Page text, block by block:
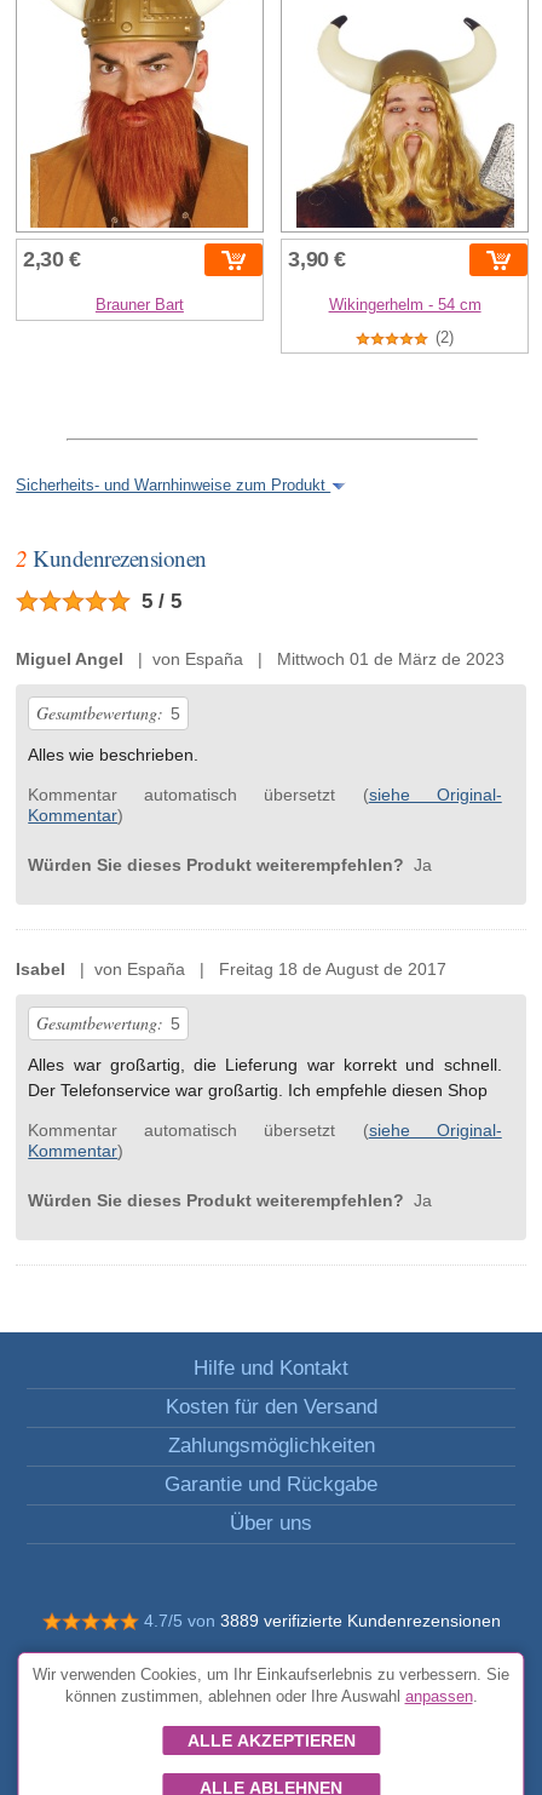
2,30 €
Brauner Bart
3,90 €
Wikingerhelm - 54 cm
(2)
Sicherheits- und Warnhinweise zum Produkt
2 Kundenrezensionen
5 / 5
Miguel Angel | von España | Mittwoch 01 de März de 2023
Gesamtbewertung: 5
Alles wie beschrieben.
Kommentar automatisch übersetzt (siehe Original-
Kommentar)
Würden Sie dieses Produkt weiterempfehlen? Ja
Isabel | von España | Freitag 18 de August de 2017
Gesamtbewertung: 5
Alles war großartig, die Lieferung war korrekt und schnell.
Der Telefonservice war großartig. Ich empfehle diesen Shop
Kommentar automatisch übersetzt (siehe Original-
Kommentar)
Würden Sie dieses Produkt weiterempfehlen? Ja
Hilfe und Kontakt
Kosten für den Versand
Zahlungsmöglichkeiten
Garantie und Rückgabe
Über uns
4.7/5 von 3889 verifizierte Kundenrezensionen
© Alle Rechte vorbehalten FunToCome
Allgemeine Bedingungen und Konditionen
Wir verwenden Cookies, um Ihr Einkaufserlebnis zu verbessern. Sie
können zustimmen, ablehnen oder Ihre Auswahl anpassen.
ALLE AKZEPTIEREN
ALLE ABLEHNEN